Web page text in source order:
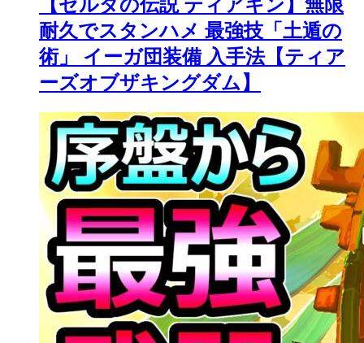
【ゼルダの伝説 ティアキン】無限
耐久でスタンハメ 最強技「土遁の
術」 イーガ団装備 入手法【ティア
ーズオブザキングダム】